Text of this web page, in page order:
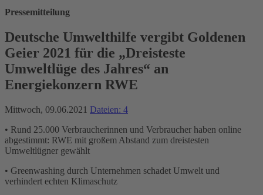
Pressemitteilung
Deutsche Umwelthilfe vergibt Goldenen
Geier 2021 für die „Dreisteste
Umweltlüge des Jahres“ an
Energiekonzern RWE
Mittwoch, 09.06.2021 Dateien: 4
• Rund 25.000 Verbraucherinnen und Verbraucher haben online
abgestimmt: RWE mit großem Abstand zum dreistesten
Umweltlügner gewählt
• Greenwashing durch Unternehmen schadet Umwelt und
verhindert echten Klimaschutz